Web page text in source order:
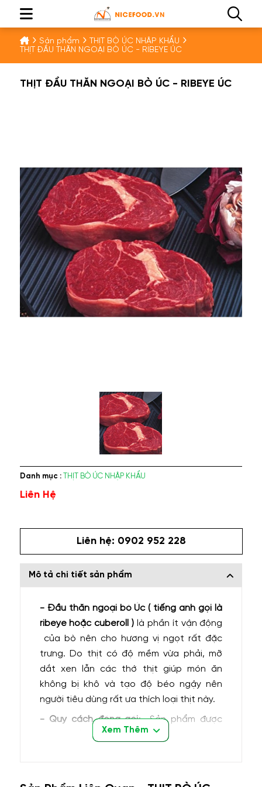
Sản phẩm
THỊT BÒ ÚC NHẬP KHẨU
THỊT ĐẦU THĂN NGOẠI BÒ ÚC - RIBEYE ÚC
THỊT ĐẦU THĂN NGOẠI BÒ ÚC - RIBEYE ÚC
Danh mục : THỊT BÒ ÚC NHẬP KHẨU
Liên Hệ
Liên hệ: 0902 952 228
Mô tả chi tiết sản phẩm
- Đầu thăn ngoại bò Úc( tiếng anh gọi là
ribeye hoặc cuberoll ) là phần ít vận động
của bò nên cho hương vị ngọt rất đặc
trưng. Do thịt có độ mềm vừa phải, mỡ
dắt xen lẫn các thớ thịt giúp món ăn
không bị khô và tạo độ béo ngậy nên
người tiêu dùng rất ưa thích loại thịt này.
- Quy cách đóng gói: Sản phẩm được
nhập khẩu trực tiếp từ Úc & được đóng
Xem Thêm